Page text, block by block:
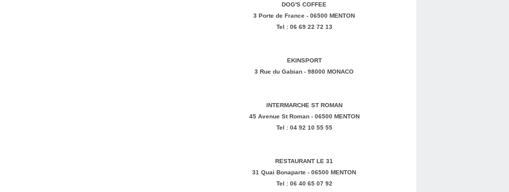
DOG'S COFFEE
3 Porte de France - 06500 MENTON
Tel : 06 69 22 72 13
EKINSPORT
3 Rue du Gabian - 98000 MONACO
INTERMARCHE ST ROMAN
45 Avenue St Roman - 06500 MENTON
Tel : 04 92 10 55 55
RESTAURANT LE 31
31 Quai Bonaparte - 06500 MENTON
Tel : 06 40 65 07 92